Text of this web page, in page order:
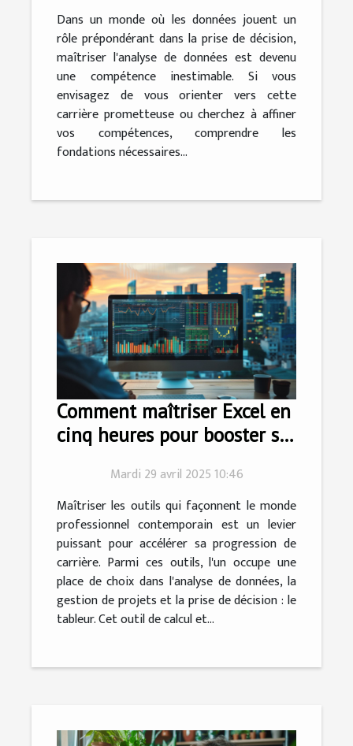
Dans un monde où les données jouent un
rôle prépondérant dans la prise de décision,
maîtriser l'analyse de données est devenu
une compétence inestimable. Si vous
envisagez de vous orienter vers cette
carrière prometteuse ou cherchez à affiner
vos compétences, comprendre les
fondations nécessaires...
Comment maîtriser Excel en
cinq heures pour booster sa
Mardi 29 avril 2025 10:46
Maîtriser les outils qui façonnent le monde
professionnel contemporain est un levier
puissant pour accélérer sa progression de
carrière. Parmi ces outils, l'un occupe une
place de choix dans l'analyse de données, la
gestion de projets et la prise de décision : le
tableur. Cet outil de calcul et...